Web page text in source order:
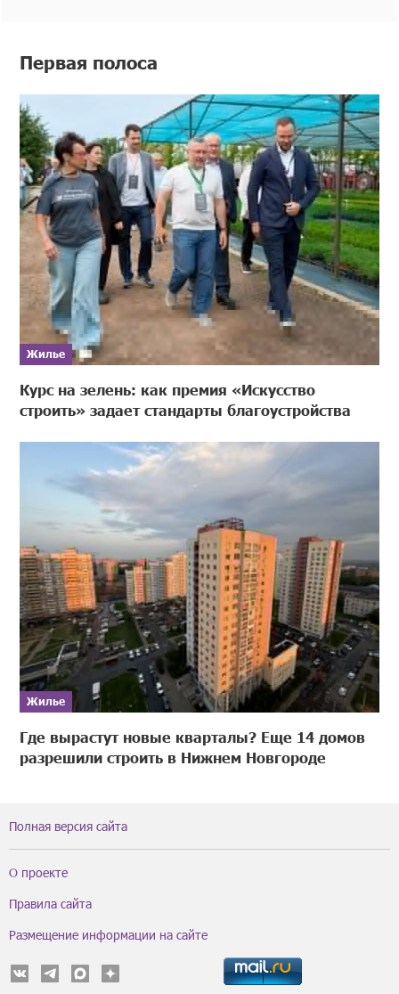
Первая полоса
Жилье
Курс на зелень: как премия «Искусство
строить» задает стандарты благоустройства
Жилье
Где вырастут новые кварталы? Еще 14 домов
разрешили строить в Нижнем Новгороде
Полная версия сайта
О проекте
Правила сайта
Размещение информации на сайте